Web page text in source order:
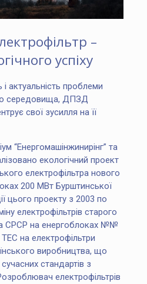
–
успіху
актуальність проблеми
середовища, ДПЗД
свої зусилля на її
“Енергомашінжинирінг” та
екологічний проект
електрофільтра нового
200 МВт Бурштинської
цього проекту з 2003 по
електрофільтрів старого
СРСР на енергоблоках №№
на електрофільтри
виробництва, що
стандартів з
електрофільтрів